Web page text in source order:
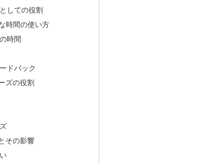
しての役割
時間の使い方
時間
ドバック
ズの役割
その影響